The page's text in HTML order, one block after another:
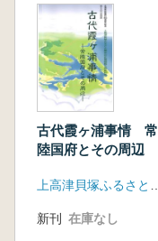
古代霞ヶ浦事情 常
陸国府とその周辺
新刊 在庫なし